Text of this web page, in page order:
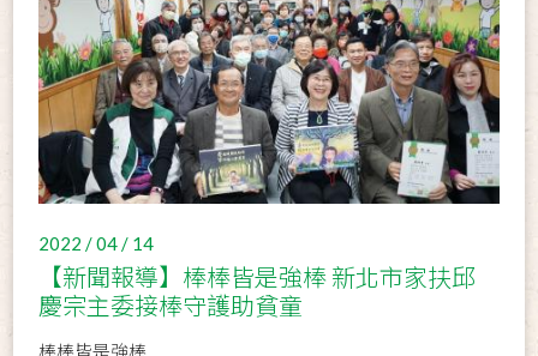
2022 / 04 / 14
【新聞報導】棒棒皆是強棒 新北市家扶邱
慶宗主委接棒守護助貧童
棒棒皆是強棒